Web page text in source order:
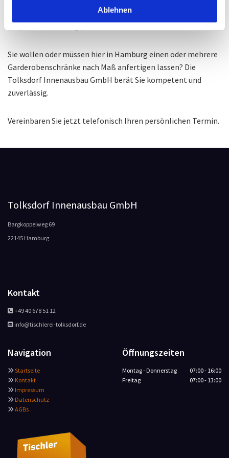
Ablehnen
Garderobenschrank mit Spiegel; für jedes Problem haben wir
die passende Lösung parat.
Sie wollen oder müssen hier in Hamburg einen oder mehrere
Garderobenschränke nach Maß anfertigen lassen? Die
Tolksdorf Innenausbau GmbH berät Sie kompetent und
zuverlässig.
Vereinbaren Sie jetzt telefonisch Ihren persönlichen Termin.
Tolksdorf Innenausbau GmbH
Bargkoppelweg 69
22145 Hamburg
Kontakt
+49 40 678 51 12
 info@tischlerei-tolksdorf.de
Navigation
Startseite
 Kontakt
 Impressum
 Datenschutz
AGBs
Öffnungszeiten
Montag - Donnerstag
07:00 - 16:00
Freitag
07:00 - 13:00